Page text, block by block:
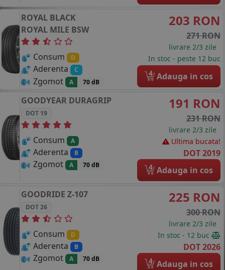
ROYAL BLACK
ROYAL MILE BSW
Consum D
Aderenta C
Zgomot A 70 dB
203 RON
271 RON
livrare 2/3 zile
In stoc - peste 12 buc
4 Adauga in cos
GOODYEAR DURAGRIP
DOT 19
Consum A
Aderenta B
Zgomot A 70 dB
191 RON
231 RON
livrare 2/3 zile
Ultima bucata!
DOT 2019
4 Adauga in cos
GOODRIDE Z-107
DOT 26
Consum D
Aderenta B
Zgomot A 70 dB
225 RON
300 RON
livrare 2/3 zile
In stoc - 12 buc
DOT 2026
4 Adauga in cos